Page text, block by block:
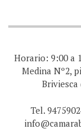
Horario: 9:00 a
Medina Nº2,
Briviesca
Tel.